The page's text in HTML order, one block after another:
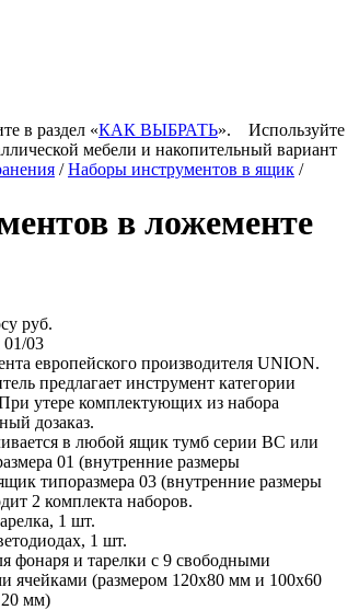
в раздел «КАК ВЫБРАТЬ».
Используйте
мебели и накопительный вариант
/Наборы инструментов в ящик /
в ложементе
руб.
03
европейского производителя UNION.
предлагает инструмент категории
утере комплектующих из набора
дозаказ.
в любой ящик тумб серии ВС или
01 (внутренние размеры
типоразмера 03 (внутренние размеры
2 комплекта наборов.
1 шт.
1 шт.
фонаря и тарелки с 9 свободными
ячейками (размером 120х80 мм и 100х60
мм)